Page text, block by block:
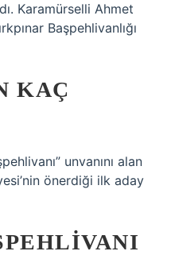
Karamürselli Ahmet
Başpehlivanlığı
KAÇ
unvanını alan
önerdiği ilk aday